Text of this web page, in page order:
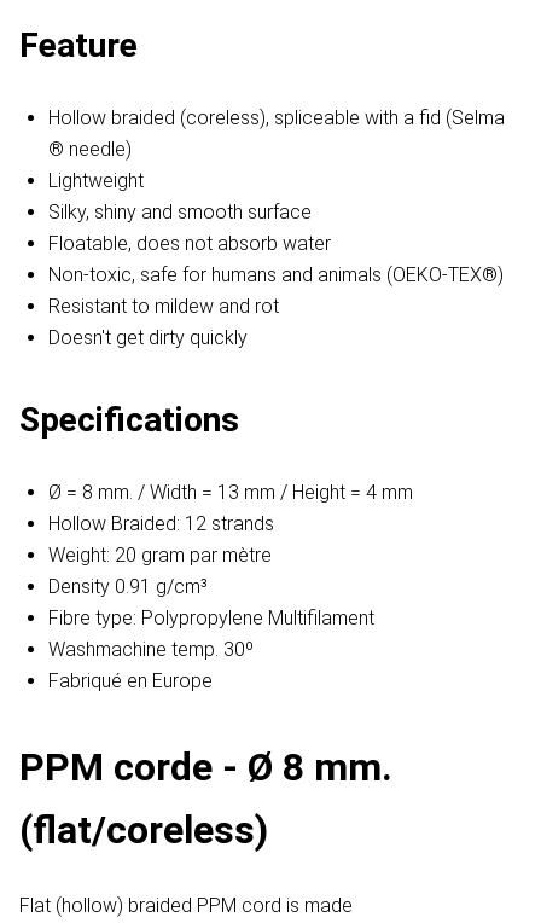
Feature
Hollow braided (coreless), spliceable with a fid (Selma
® needle)
Lightweight
Silky, shiny and smooth surface
Floatable, does not absorb water
Non-toxic, safe for humans and animals (OEKO-TEX®)
Resistant to mildew and rot
Doesn't get dirty quickly
Specifications
Ø = 8 mm. / Width = 13 mm / Height = 4 mm
Hollow Braided: 12 strands
Weight: 20 gram par mètre
Density 0.91 g/cm³
Fibre type: Polypropylene Multifilament
Washmachine temp. 30º
Fabriqué en Europe
PPM corde - Ø 8 mm.
(flat/coreless)
Flat (hollow) braided PPM cord is made